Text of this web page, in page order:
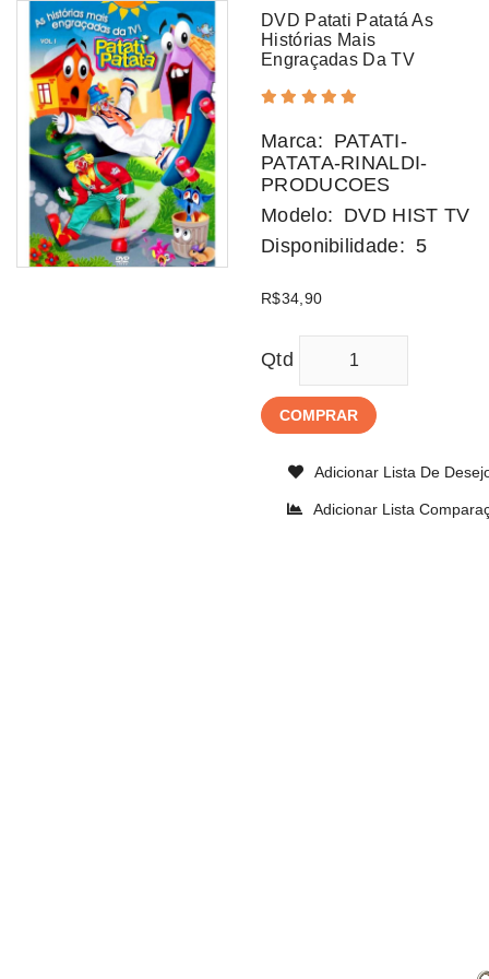
DVD Patati Patatá As
Histórias Mais
Engraçadas Da TV
Marca: PATATI-
PATATA-RINALDI-
PRODUCOES
Modelo: DVD HIST TV
Disponibilidade: 5
R$34,90
Qtd
COMPRAR
Adicionar Lista De
Adicionar Lista